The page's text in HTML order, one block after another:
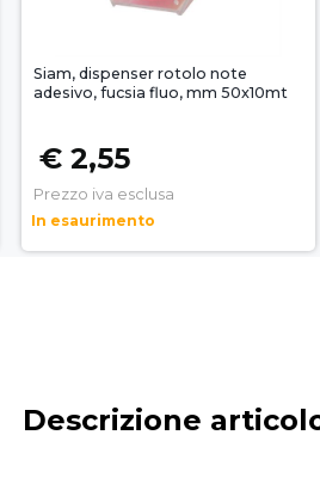
Siam, dispenser rotolo note
adesivo, fucsia fluo, mm 50x10mt
€ 2,55
Prezzo iva esclusa
In esaurimento
Descrizione